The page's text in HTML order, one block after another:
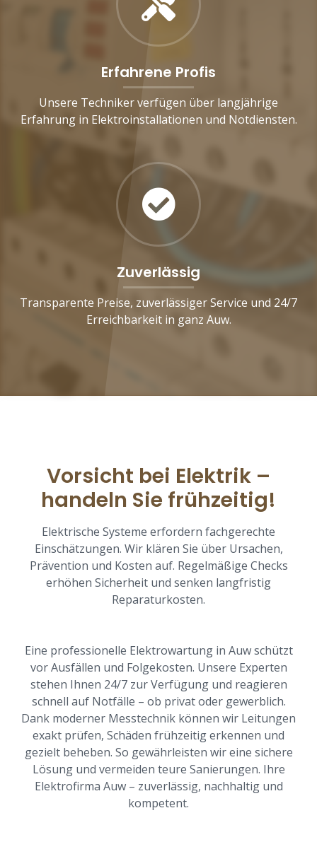
Erfahrene Profis
Unsere Techniker verfügen über langjährige
Erfahrung in Elektroinstallationen und Notdiensten.
Zuverlässig
Transparente Preise, zuverlässiger Service und 24/7
Erreichbarkeit in ganz Auw.
Vorsicht bei Elektrik –
handeln Sie frühzeitig!
Elektrische Systeme erfordern fachgerechte
Einschätzungen. Wir klären Sie über Ursachen,
Prävention und Kosten auf. Regelmäßige Checks
erhöhen Sicherheit und senken langfristig
Reparaturkosten.
Eine professionelle Elektrowartung in Auw schützt
vor Ausfällen und Folgekosten. Unsere Experten
stehen Ihnen 24/7 zur Verfügung und reagieren
schnell auf Notfälle – ob privat oder gewerblich.
Dank moderner Messtechnik können wir Leitungen
exakt prüfen, Schäden frühzeitig erkennen und
gezielt beheben. So gewährleisten wir eine sichere
Lösung und vermeiden teure Sanierungen. Ihre
Elektrofirma Auw – zuverlässig, nachhaltig und
kompetent.